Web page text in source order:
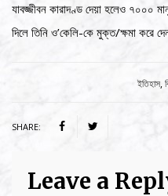
যাবজ্জীবন কারাদণ্ড দেয়া হলেও ৭০০০
দিলে তিনি ও’কেলি-কে মুক্ত/ক্ষমা করে
ইতিহাস,
SHARE:
Leave a